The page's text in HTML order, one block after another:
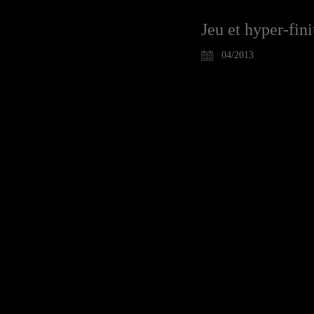
Jeu et hyper-
04/2013